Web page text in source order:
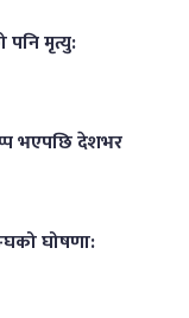
पनि मृत्यु:
भएपछि देशभर
घोषणा: